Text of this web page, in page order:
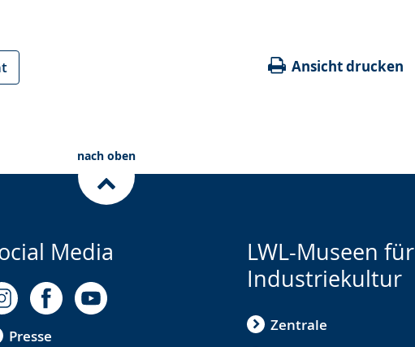
Ansicht drucken
nach oben
Media
Presse
LWL-Museen für
Industriekultur
Zentrale